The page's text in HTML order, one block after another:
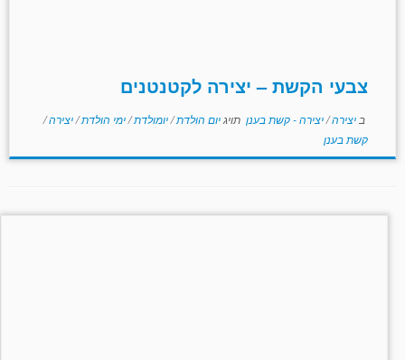
צבעי הקשת – יצירה לקטנטנים
ב יצירה/יצירה - קשת בענן תויגיום הולדת/יומולדת/ימי הולדת/יצירה/
קשת בענן